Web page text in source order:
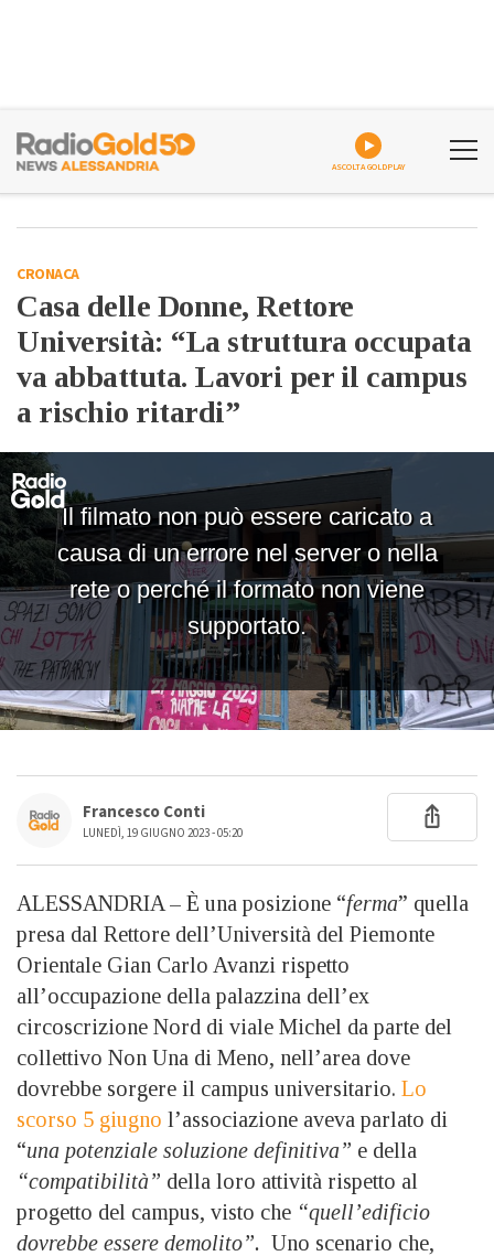
ASCOLTA GOLDPLAY
CRONACA
Casa delle Donne, Rettore
Università: “La struttura occupata
va abbattuta. Lavori per il campus
a rischio ritardi”
Francesco Conti
LUNEDÌ, 19 GIUGNO 2023 - 05:20
ALESSANDRIA – È una posizione “ferma” quella
presa dal Rettore dell’Università del Piemonte
Orientale Gian Carlo Avanzi rispetto
all’occupazione della palazzina dell’ex
circoscrizione Nord di viale Michel da parte del
collettivo Non Una di Meno, nell’area dove
dovrebbe sorgere il campus universitario. Lo
scorso 5 giugno l’associazione aveva parlato di
“una potenziale soluzione definitiva” e della
“compatibilità” della loro attività rispetto al
progetto del campus, visto che “quell’edificio
dovrebbe essere demolito”. Uno scenario che,